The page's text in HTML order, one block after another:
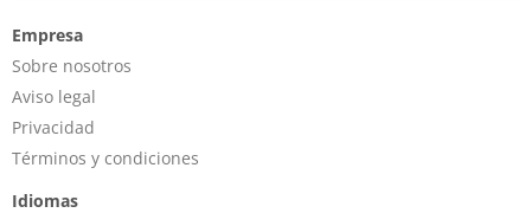
Empresa
Sobre nosotros
Aviso legal
Privacidad
Términos y condiciones
Idiomas